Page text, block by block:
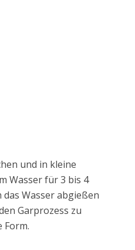
und in kleine
Wasser für 3 bis 4
Wasser abgießen
Garprozess zu
Form.